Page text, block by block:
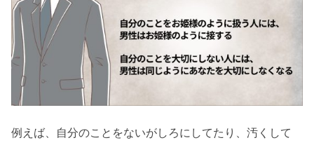
例えば、自分のことをないがしろにしてたり、汚くして